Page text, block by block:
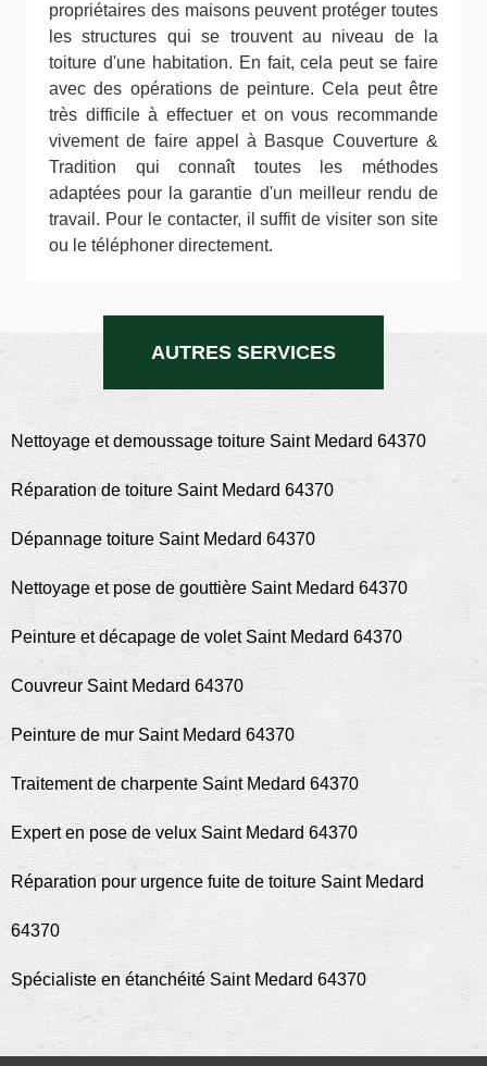
propriétaires des maisons peuvent protéger toutes
les structures qui se trouvent au niveau de la
toiture d'une habitation. En fait, cela peut se faire
avec des opérations de peinture. Cela peut être
très difficile à effectuer et on vous recommande
vivement de faire appel à Basque Couverture &
Tradition qui connaît toutes les méthodes
adaptées pour la garantie d'un meilleur rendu de
travail. Pour le contacter, il suffit de visiter son site
ou le téléphoner directement.
AUTRES SERVICES
Nettoyage et demoussage toiture Saint Medard 64370
Réparation de toiture Saint Medard 64370
Dépannage toiture Saint Medard 64370
Nettoyage et pose de gouttière Saint Medard 64370
Peinture et décapage de volet Saint Medard 64370
Couvreur Saint Medard 64370
Peinture de mur Saint Medard 64370
Traitement de charpente Saint Medard 64370
Expert en pose de velux Saint Medard 64370
Réparation pour urgence fuite de toiture Saint Medard
64370
Spécialiste en étanchéité Saint Medard 64370